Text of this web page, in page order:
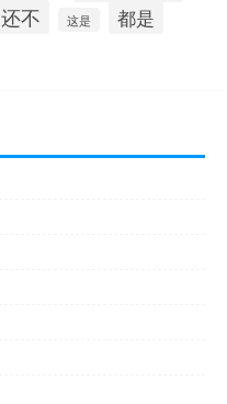
还不 这是 都是